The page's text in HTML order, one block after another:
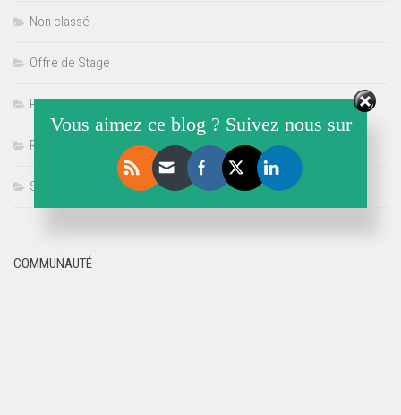
Non classé
Offre de Stage
Politique
Référencement
Sécurité
COMMUNAUTÉ
Vous aimez ce blog ? Suivez nous sur